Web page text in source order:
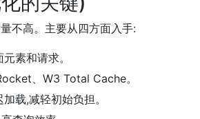
不高。主要从四方面入手:
素和请求。
、W3 Total Cache。
载,减轻初始负担。